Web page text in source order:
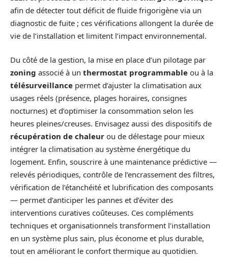
afin de détecter tout déficit de fluide frigorigène via un
diagnostic de fuite ; ces vérifications allongent la durée de
vie de l’installation et limitent l’impact environnemental.
Du côté de la gestion, la mise en place d’un pilotage par
zoning associé à un thermostat programmable ou à la
télésurveillance permet d’ajuster la climatisation aux
usages réels (présence, plages horaires, consignes
nocturnes) et d’optimiser la consommation selon les
heures pleines/creuses. Envisagez aussi des dispositifs de
récupération de chaleur ou de délestage pour mieux
intégrer la climatisation au système énergétique du
logement. Enfin, souscrire à une maintenance prédictive —
relevés périodiques, contrôle de l’encrassement des filtres,
vérification de l’étanchéité et lubrification des composants
— permet d’anticiper les pannes et d’éviter des
interventions curatives coûteuses. Ces compléments
techniques et organisationnels transforment l’installation
en un système plus sain, plus économe et plus durable,
tout en améliorant le confort thermique au quotidien.